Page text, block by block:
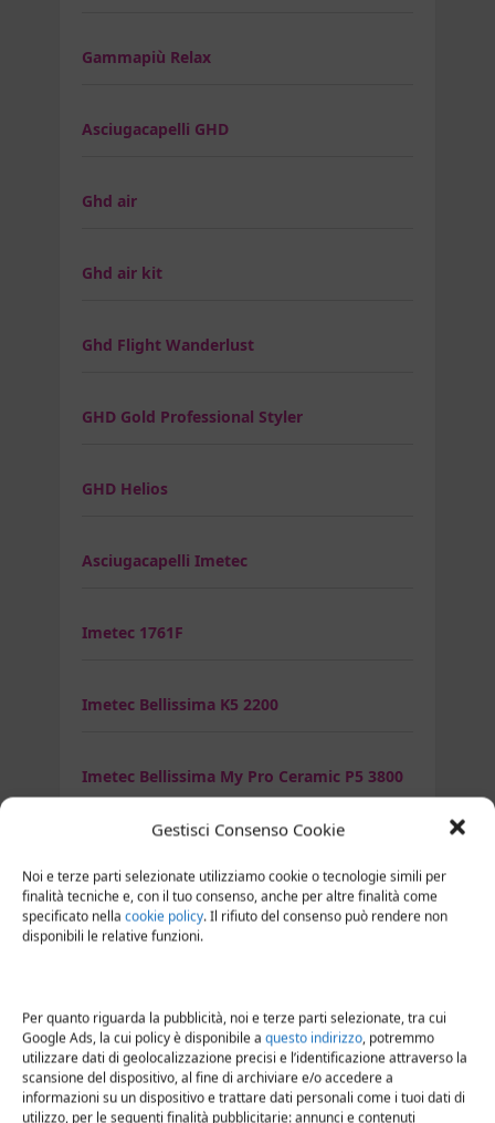
Gestisci Consenso Cookie
Noi e terze parti selezionate utilizziamo cookie o tecnologie simili per
finalità tecniche e, con il tuo consenso, anche per altre finalità come
specificato nella cookie policy. Il rifiuto del consenso può rendere non
disponibili le relative funzioni.
Per quanto riguarda la pubblicità, noi e terze parti selezionate, tra cui
Google Ads, la cui policy è disponibile a questo indirizzo, potremmo
utilizzare dati di geolocalizzazione precisi e l’identificazione attraverso la
scansione del dispositivo, al fine di archiviare e/o accedere a
informazioni su un dispositivo e trattare dati personali come i tuoi dati di
utilizzo, per le seguenti finalità pubblicitarie: annunci e contenuti
Gammapiù Relax
Asciugacapelli GHD
Ghd air
Ghd air kit
Ghd Flight Wanderlust
GHD Gold Professional Styler
GHD Helios
Asciugacapelli Imetec
Imetec 1761F
Imetec Bellissima K5 2200
Imetec Bellissima My Pro Ceramic P5 3800
Imetec Bellissima Revolution BHD1 1000
Imetec C12 2000